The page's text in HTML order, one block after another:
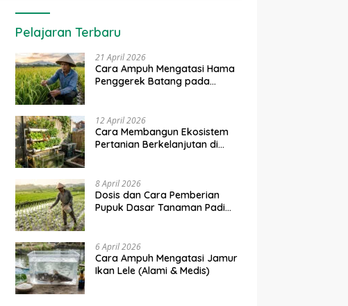
Pelajaran Terbaru
21 April 2026
Cara Ampuh Mengatasi Hama
Penggerek Batang pada
12 April 2026
Cara Membangun Ekosistem
Pertanian Berkelanjutan di
8 April 2026
Dosis dan Cara Pemberian
Pupuk Dasar Tanaman Padi
6 April 2026
Cara Ampuh Mengatasi Jamur
Ikan Lele (Alami & Medis)